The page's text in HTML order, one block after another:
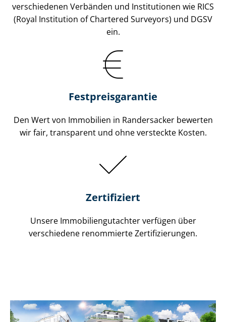
verschiedenen Verbänden und Institutionen wie RICS
(Royal Institution of Chartered Surveyors) und DGSV
ein.
Festpreis​garantie
Den Wert von Immobilien in Randersacker bewerten
wir fair, transparent und ohne versteckte Kosten.
Zertifiziert
Unsere Immobilien­gutachter verfügen über
verschiedene renommierte Zer­ti­fi­zie­run­gen.